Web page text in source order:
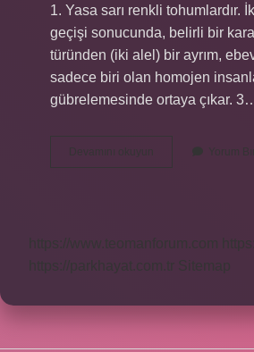
1. Yasa sarı renkli tohumlardır.
geçişi sonucunda, belirli bir
türünden (iki alel) bir ayrım,
sadece biri olan homojen
gübrelemesinde ortaya çıkar.
Devamını okuyun
Balık
Yorum
https://www.teomanforum.com
https://parkhayat.com.tr
Sitemap